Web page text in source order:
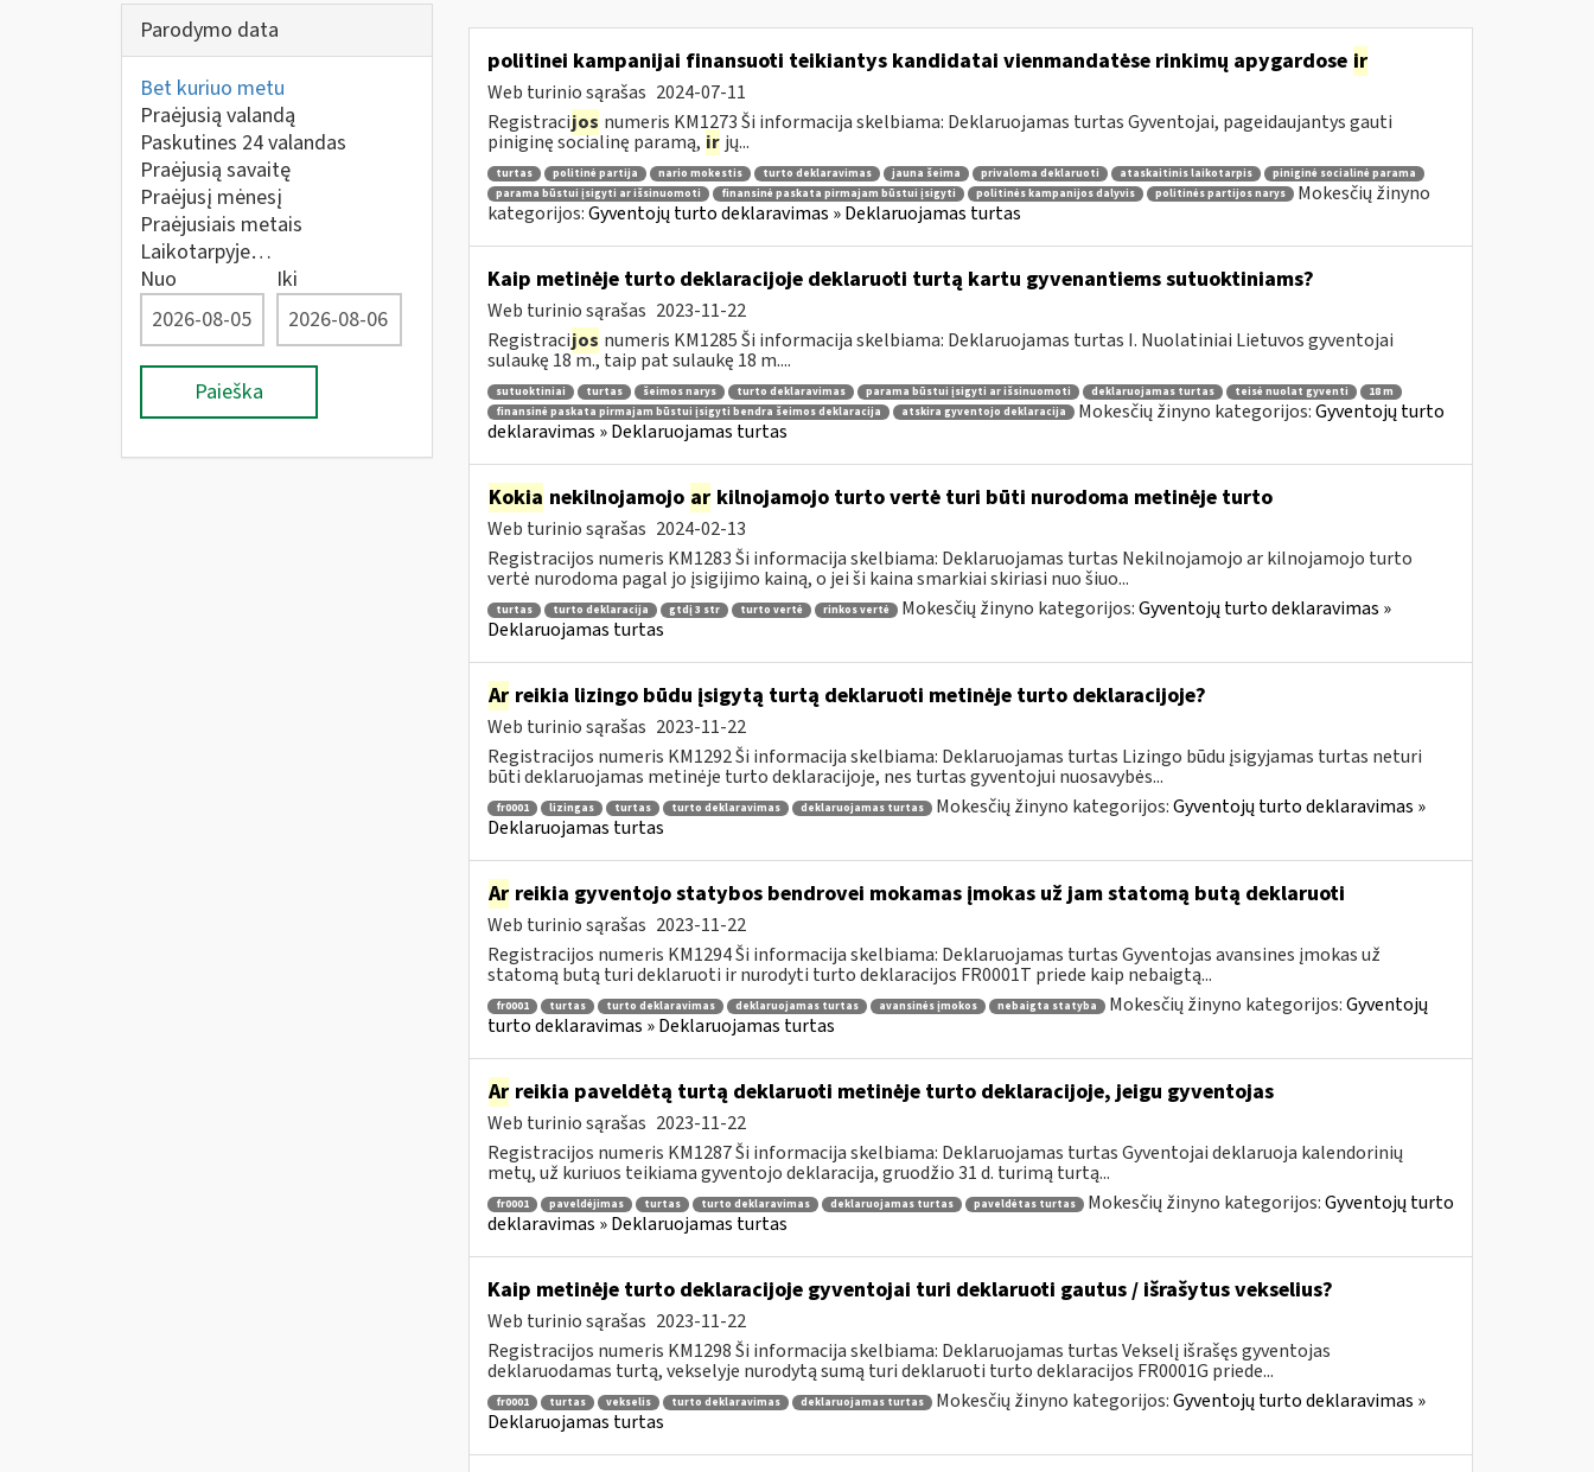
Parodymo data
Bet kuriuo metu
Praėjusią valandą
Paskutines 24 valandas
Praėjusią savaitę
Praėjusį mėnesį
Praėjusiais metais
Laikotarpyje…
Nuo
Iki
Paieška
politinei kampanijai finansuoti teikiantys kandidatai vienmandatėse rinkimų apygardose ir
Web turinio sąrašas 2024-07-11
Registracijos numeris KM1273 Ši informacija skelbiama: Deklaruojamas turtas Gyventojai, pageidaujantys gauti
piniginę socialinę paramą, ir jų...
turtas politinė partija nario mokestis turto deklaravimas jauna šeima privaloma deklaruoti ataskaitinis laikotarpis
piniginė socialinė parama
parama būstui įsigyti ar išsinuomoti
finansinė paskata pirmajam būstui įsigyti politinės kampanijos dalyvis politinės partijos narys
Mokesčių žinyno
kategorijos:Gyventojų turto deklaravimas » Deklaruojamas turtas
Kaip metinėje turto deklaracijoje deklaruoti turtą kartu gyvenantiems sutuoktiniams?
Web turinio sąrašas 2023-11-22
Registracijos numeris KM1285 Ši informacija skelbiama: Deklaruojamas turtas I. Nuolatiniai Lietuvos gyventojai
sulaukę 18 m., taip pat sulaukę 18 m....
sutuoktiniai turtas šeimos narys turto deklaravimas parama būstui įsigyti ar išsinuomoti deklaruojamas turtas teisė nuolat gyventi
18 m
finansinė paskata pirmajam būstui įsigyti bendra šeimos deklaracija
atskira gyventojo deklaracija Mokesčių žinyno kategorijos:Gyventojų turto
deklaravimas » Deklaruojamas turtas
Kokia nekilnojamojo arkilnojamojo turto vertė turi būti nurodoma metinėje turto
Web turinio sąrašas 2024-02-13
Registracijos numeris KM1283 Ši informacija skelbiama: Deklaruojamas turtas Nekilnojamojo ar kilnojamojo turto
vertė nurodoma pagal jo įsigijimo kainą, o jei ši kaina smarkiai skiriasi nuo šiuo...
turtas turto deklaracija gtdį 3 str turto vertė rinkos vertė Mokesčių žinyno kategorijos:Gyventojų turto deklaravimas »
Deklaruojamas turtas
Arreikia lizingo būdu įsigytą turtą deklaruoti metinėje turto deklaracijoje?
Web turinio sąrašas 2023-11-22
Registracijos numeris KM1292 Ši informacija skelbiama: Deklaruojamas turtas Lizingo būdu įsigyjamas turtas neturi
būti deklaruojamas metinėje turto deklaracijoje, nes turtas gyventojui nuosavybės...
fr0001 lizingas turtas turto deklaravimas deklaruojamas turtas Mokesčių žinyno kategorijos:Gyventojų turto deklaravimas »
Deklaruojamas turtas
Arreikia gyventojo statybos bendrovei mokamas įmokas už jam statomą butą deklaruoti
Web turinio sąrašas 2023-11-22
Registracijos numeris KM1294 Ši informacija skelbiama: Deklaruojamas turtas Gyventojas avansines įmokas už
statomą butą turi deklaruoti ir nurodyti turto deklaracijos FR0001T priede kaip nebaigtą...
fr0001 turtas turto deklaravimas deklaruojamas turtas avansinės įmokos nebaigta statyba Mokesčių žinyno kategorijos:Gyventojų
turto deklaravimas » Deklaruojamas turtas
Arreikia paveldėtą turtą deklaruoti metinėje turto deklaracijoje, jeigu gyventojas
Web turinio sąrašas 2023-11-22
Registracijos numeris KM1287 Ši informacija skelbiama: Deklaruojamas turtas Gyventojai deklaruoja kalendorinių
metų, už kuriuos teikiama gyventojo deklaracija, gruodžio 31 d. turimą turtą...
fr0001 paveldėjimas turtas turto deklaravimas deklaruojamas turtas paveldėtas turtas Mokesčių žinyno kategorijos:Gyventojų turto
deklaravimas » Deklaruojamas turtas
Kaip metinėje turto deklaracijoje gyventojai turi deklaruoti gautus / išrašytus vekselius?
Web turinio sąrašas 2023-11-22
Registracijos numeris KM1298 Ši informacija skelbiama: Deklaruojamas turtas Vekselį išrašęs gyventojas
deklaruodamas turtą, vekselyje nurodytą sumą turi deklaruoti turto deklaracijos FR0001G priede...
fr0001 turtas vekselis turto deklaravimas deklaruojamas turtas Mokesčių žinyno kategorijos:Gyventojų turto deklaravimas »
Deklaruojamas turtas